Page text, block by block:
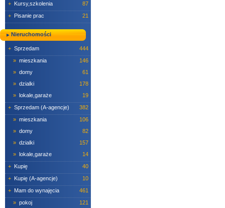
+ Kursy,szkolenia
87
+ Pisanie prac 21
Nieruchomości
+ Sprzedam
444
» mieszkania
146
» domy
61
» dzialki
178
» lokale,garaże
19
+ Sprzedam (A-agencje)
382
» mieszkania
106
» domy
82
» dzialki
157
» lokale,garaże
14
+ Kupię
40
+ Kupię (A-agencje)
10
+ Mam do wynajęcia
461
» pokoj
121